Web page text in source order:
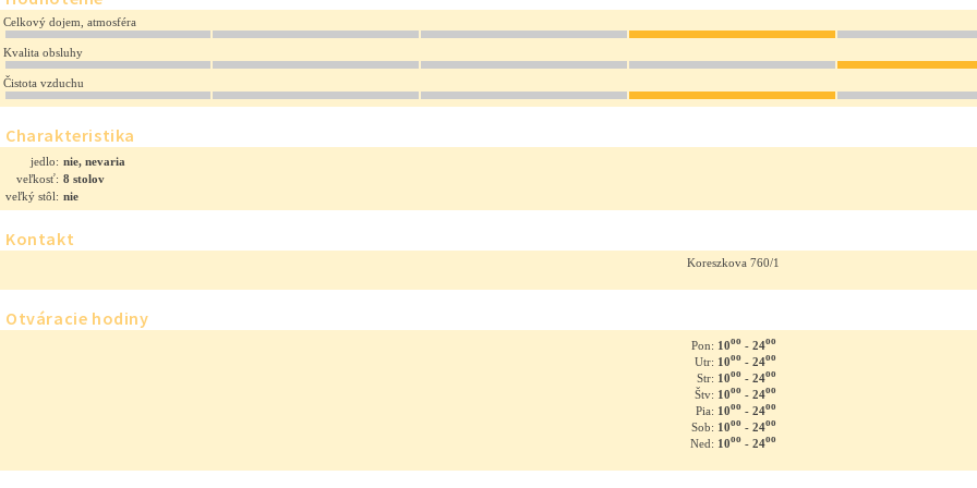
Celkový dojem, atmosféra
Kvalita obsluhy
Čistota vzduchu
Charakteristika
jedlo: nie, nevaria
veľkosť: 8 stolov
veľký stôl: nie
Kontakt
Koreszkova 760/1
Otváracie hodiny
Pon: 10oo- 24oo
Utr: 10oo- 24oo
Str: 10oo- 24oo
Štv: 10oo- 24oo
Pia: 10oo- 24oo
Sob: 10oo- 24oo
Ned: 10oo- 24oo